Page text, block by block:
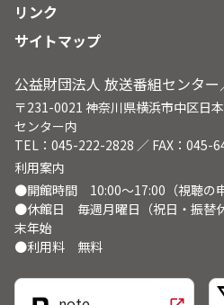
リンク
サイトマップ
公益財団法人 放送番組センタ
〒231-0021 神奈川県横浜市中区日
センター内
TEL：045-222-2828 ／ FAX：045-
利用案内
●開館時間 10:00～17:00（視聴の
●休館日 毎週月曜日（祝日・振替
末年始
●利用料 無料